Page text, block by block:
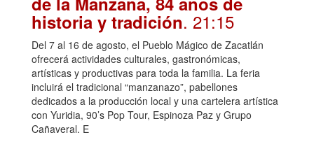
historia y tradición. 21:15
Del 7 al 16 de agosto, el Pueblo Mágico de Zacatlán
ofrecerá actividades culturales, gastronómicas,
artísticas y productivas para toda la familia. La feria
incluirá el tradicional “manzanazo”, pabellones
dedicados a la producción local y una cartelera artística
con Yuridia, 90’s Pop Tour, Espinoza Paz y Grupo
Cañaveral. E